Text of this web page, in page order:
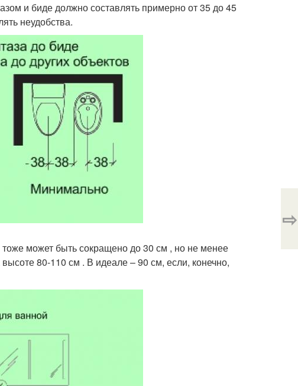
и биде должно составлять примерно от 35 до 45
неудобства.
может быть сокращено до 30 см , но не менее
80-110 см . В идеале – 90 см, если, конечно,
⇨